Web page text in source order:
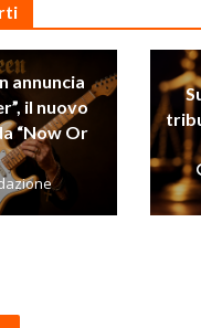
annuncia
il nuovo
“Now Or